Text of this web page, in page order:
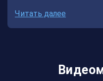
Читать далее